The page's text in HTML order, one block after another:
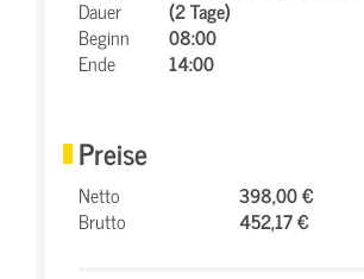
Dauer
(2 Tage)
Beginn
08:00
Ende
14:00
Preise
Netto
398,00 €
Brutto
452,17 €